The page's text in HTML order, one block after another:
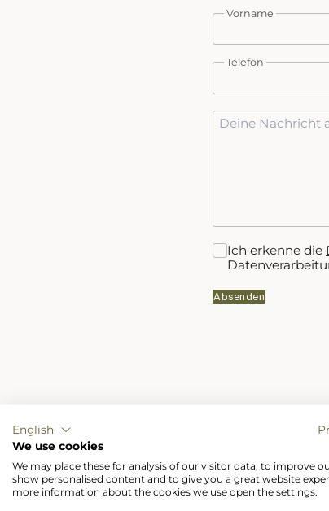
Vorname
Telefon
Ich erkenne die
English
We use cookies
We may place these for analysis of our visitor data, to improve
show personalised content and to give you a great website
more information about the cookies we use open the settings.